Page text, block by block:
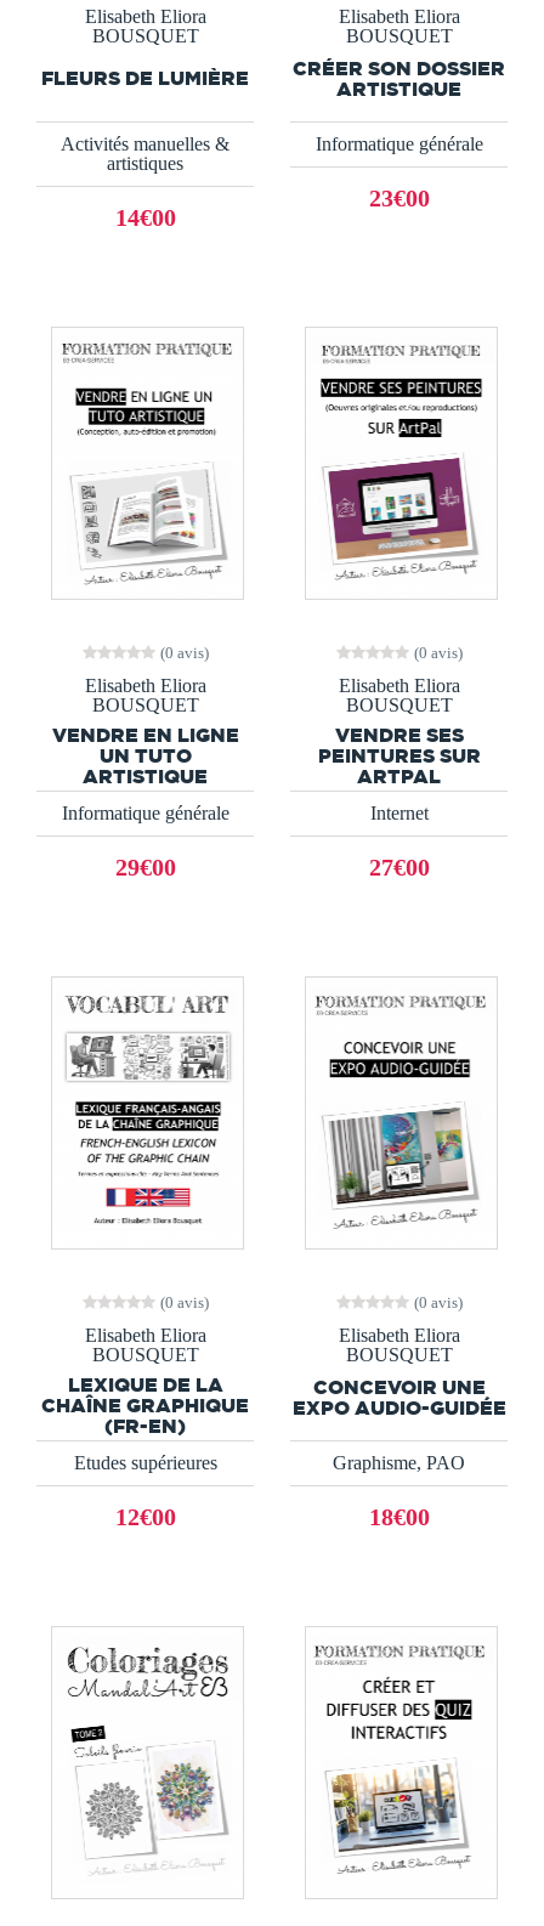
Elisabeth Eliora
BOUSQUET
FLEURS DE LUMIÈRE
Activités manuelles &
artistiques
14€00
Elisabeth Eliora
BOUSQUET
CRÉER SON DOSSIER
ARTISTIQUE
Informatique générale
23€00
(0 avis)
Elisabeth Eliora
BOUSQUET
VENDRE EN LIGNE
UN TUTO
ARTISTIQUE
Informatique générale
29€00
(0 avis)
Elisabeth Eliora
BOUSQUET
VENDRE SES
PEINTURES SUR
ARTPAL
Internet
27€00
(0 avis)
Elisabeth Eliora
BOUSQUET
LEXIQUE DE LA
CHAÎNE GRAPHIQUE
(FR-EN)
Etudes supérieures
12€00
(0 avis)
Elisabeth Eliora
BOUSQUET
CONCEVOIR UNE
EXPO AUDIO-GUIDÉE
Graphisme, PAO
18€00